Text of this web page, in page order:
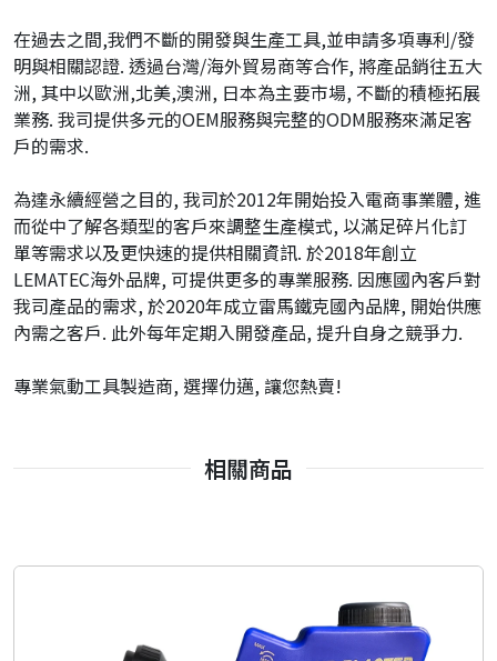
在過去之間,我們不斷的開發與生產工具,並申請多項專利/發
明與相關認證. 透過台灣/海外貿易商等合作, 將產品銷往五大
洲, 其中以歐洲,北美,澳洲, 日本為主要市場, 不斷的積極拓展
業務. 我司提供多元的OEM服務與完整的ODM服務來滿足客
戶的需求.
為達永續經營之目的, 我司於2012年開始投入電商事業體, 進
而從中了解各類型的客戶來調整生產模式, 以滿足碎片化訂
單等需求以及更快速的提供相關資訊. 於2018年創立
LEMATEC海外品牌, 可提供更多的專業服務. 因應國內客戶對
我司產品的需求, 於2020年成立雷馬鐵克國內品牌, 開始供應
內需之客戶. 此外每年定期入開發產品, 提升自身之競爭力.
專業氣動工具製造商, 選擇仂邁, 讓您熱賣!
相關商品